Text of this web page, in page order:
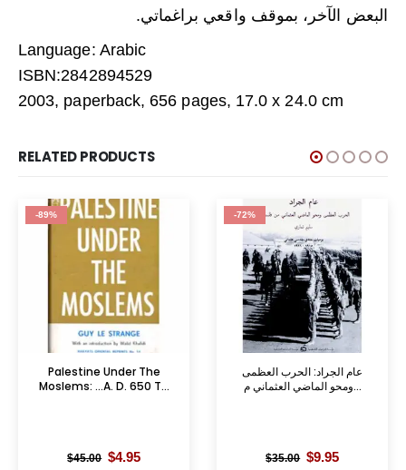
البعض الآخر، بموقف واقعي براغماتي.
Language: Arabic
ISBN:2842894529
2003, paperback, 656 pages, 17.0 x 24.0 cm
RELATED PRODUCTS
-89%
Palestine Under The
Moslems: …A. D. 650 T...
$45.00 Original
$4.95Current
-72%
عام الجراد: الحرب العظمى
ومحو الماضي العثماني م...
$35.00 Original
$9.95Current